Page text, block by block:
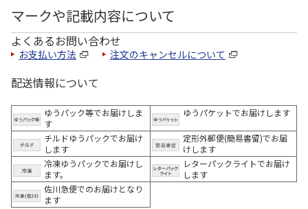
マークや記載内容について
よくあるお問い合わせ
お支払い方法 注文のキャンセルについて
配送情報について
ゆうパック等でお届けしま
す
ゆうパケットでお届けします
チルドゆうパックでお届け
します
定形外郵便(簡易書留)でお届
けします
冷凍ゆうパックでお届けし
ます。
レターパックライトでお届け
します
佐川急便でのお届けとなり
ます